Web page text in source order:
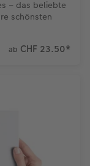
– das beliebte
schönsten
ab CHF 23.50*